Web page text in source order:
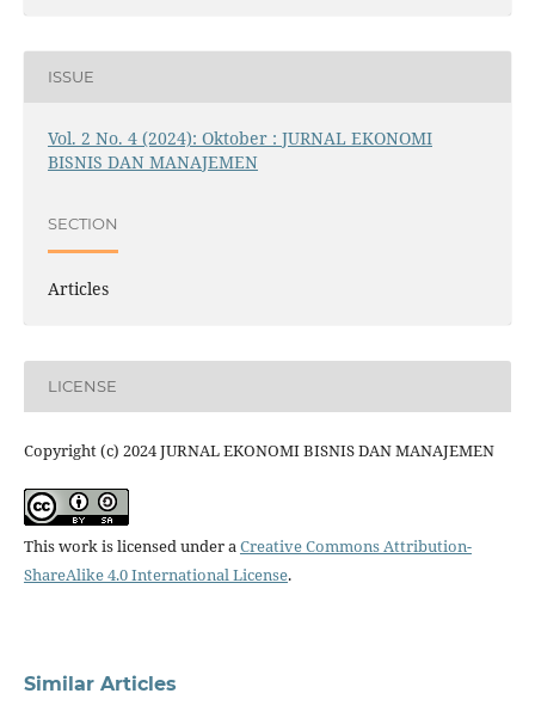
ISSUE
Vol. 2 No. 4 (2024): Oktober : JURNAL EKONOMI
BISNIS DAN MANAJEMEN
SECTION
Articles
LICENSE
Copyright (c) 2024 JURNAL EKONOMI BISNIS DAN MANAJEMEN
This work is licensed under aCreative Commons Attribution-
ShareAlike 4.0 International License.
Similar Articles